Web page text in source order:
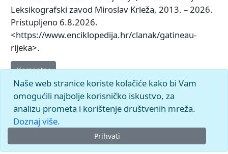
Leksikografski zavod Miroslav Krleža, 2013. – 2026.
Pristupljeno 6.8.2026.
<https://www.enciklopedija.hr/clanak/gatineau-
rijeka>.
Komentar
Naše web stranice koriste kolačiće kako bi Vam
omogućili najbolje korisničko iskustvo, za
analizu prometa i korištenje društvenih mreža.
Doznaj više.
Prihvati
© 2026.Leksikografski zavodMiroslav Krleža